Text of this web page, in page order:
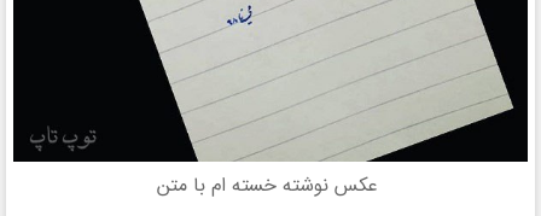
عکس نوشته خسته ام با متن